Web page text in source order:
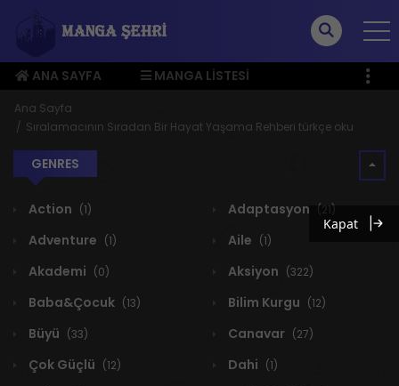
ANA SAYFA
MANGA LISTESI
ÜYE MENÜSÜ
Ana Sayfa
Sıralamacının Sıradan Bir Hayat Yaşama Rehberi türkçe oku
GENRES
Action (1) Adaptasyon (21)
Adventure (1) Aile (1)
Akademi (0) Aksiyon (322)
Baba&Çocuk (13) Bilim Kurgu (12)
Büyü (33) Canavar (27)
Çok Güçlü (12) Dahi (1)
Kapat